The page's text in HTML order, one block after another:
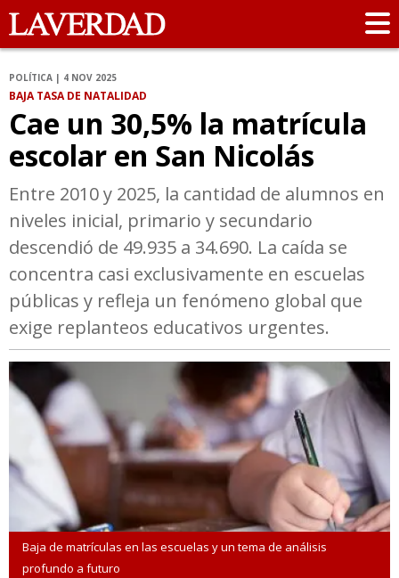
POLÍTICA | 4 NOV 2025
BAJA TASA DE NATALIDAD
Cae un 30,5% la matrícula
escolar en San Nicolás
Entre 2010 y 2025, la cantidad de alumnos en
niveles inicial, primario y secundario
descendió de 49.935 a 34.690. La caída se
concentra casi exclusivamente en escuelas
públicas y refleja un fenómeno global que
exige replanteos educativos urgentes.
Baja de matrículas en las escuelas y un tema de análisis
profundo a futuro